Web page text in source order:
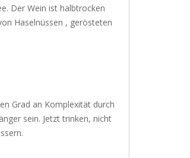
Der Wein ist halbtrocken
Haselnüssen , gerösteten
Grad an Komplexität durch
sein. Jetzt trinken, nicht